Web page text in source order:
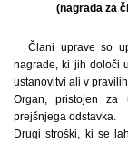
(nagrada za
Člani uprave so
nagrade, ki jih določi
ustanovitvi ali v
Organ, pristojen za
prejšnjega odstavka.
Drugi stroški, ki se